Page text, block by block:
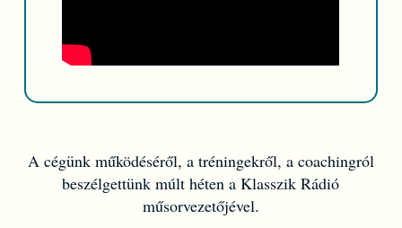
A cégünk működéséről, a tréningekről, a coachingról
beszélgettünk múlt héten a Klasszik Rádió
műsorvezetőjével.